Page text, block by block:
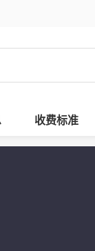
收费标准